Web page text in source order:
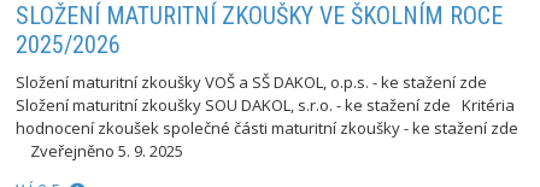
SLOŽENÍ MATURITNÍ ZKOUŠKY VE ŠKOLNÍM ROCE
2025/2026
Složení maturitní zkoušky VOŠ a SŠ DAKOL, o.p.s. - ke stažení zde
Složení maturitní zkoušky SOU DAKOL, s.r.o. - ke stažení zde Kritéria
hodnocení zkoušek společné části maturitní zkoušky - ke stažení zde
Zveřejněno 5. 9. 2025